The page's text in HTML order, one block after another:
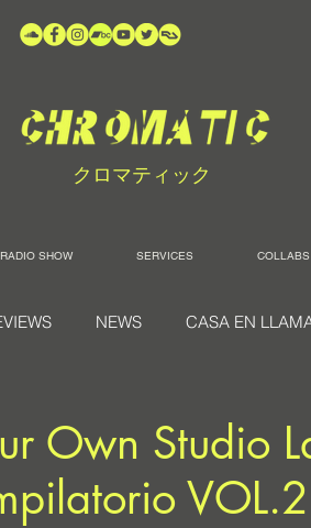
クロマティック
RADIO SHOW SERVICES COLLABS
NEWS CASA EN
Own Studio
VOL.2